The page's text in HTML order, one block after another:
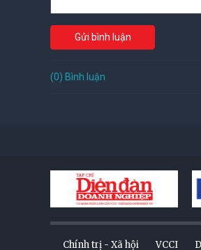
Gửi bình luận
(0) Bình luận
Chính trị - Xã hội VCCI